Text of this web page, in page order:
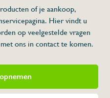
of je aankoop,
Hier vindt u
op veelgestelde vragen
ons in contact te komen.